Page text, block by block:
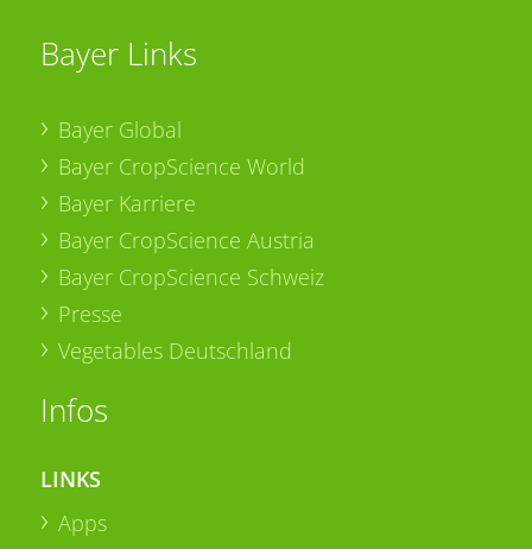
Bayer Links
Bayer Global
Bayer CropScience World
Bayer Karriere
Bayer CropScience Austria
Bayer CropScience Schweiz
Presse
Vegetables Deutschland
Infos
LINKS
Apps